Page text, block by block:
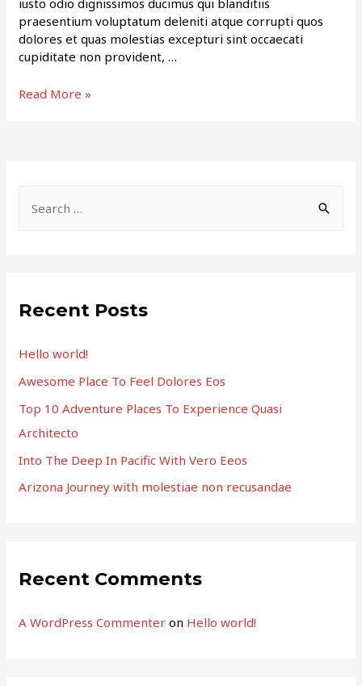
iusto odio dignissimos ducimus qui blanditiis
praesentium voluptatum deleniti atque corrupti quos
dolores et quas molestias excepturi sint occaecati
cupiditate non provident, …
Top
Read More »
h
r
Recent Posts
Hello world!
Awesome Place To Feel Dolores Eos
Top 10 Adventure Places To Experience Quasi
Architecto
Into The Deep In Pacific With Vero Eeos
Arizona Journey with molestiae non recusandae
Recent Comments
A WordPress Commenter on Hello world!